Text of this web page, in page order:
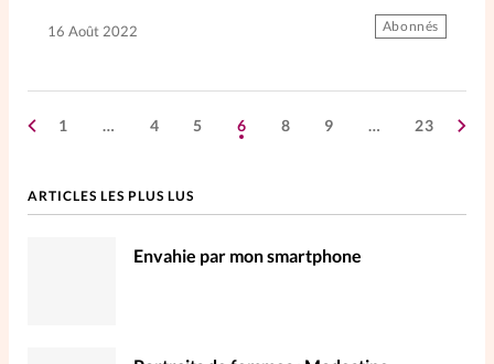
16 Août 2022 Abonnés
1 … 4 5 6 8 9 … 23
ARTICLES LES PLUS LUS
Envahie par mon smartphone